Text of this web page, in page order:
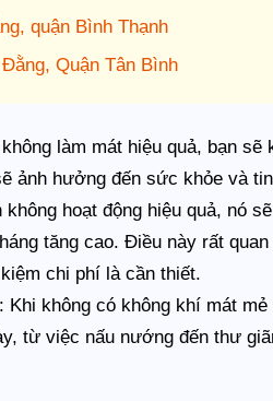
quận Bình Thạnh
Quận Tân Bình
làm mát hiệu quả, bạn
ảnh hưởng đến sức khỏe và
không hoạt động hiệu quả, nó
tăng cao. Điều này rất
chi phí là cần thiết.
: Khi không có không khí mát
từ việc nấu nướng đến thư